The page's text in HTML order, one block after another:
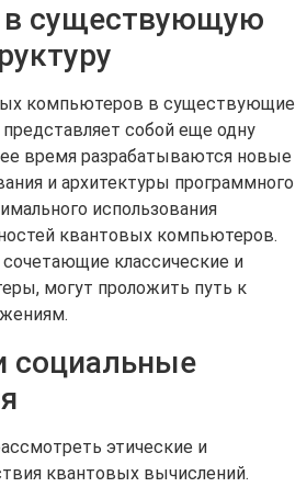
в существующую
компьютеров в существующие
собой еще одну
время разрабатываются новые
и архитектуры программного
использования
квантовых компьютеров.
классические и
могут проложить путь к
социальные
этические и
квантовых вычислений.